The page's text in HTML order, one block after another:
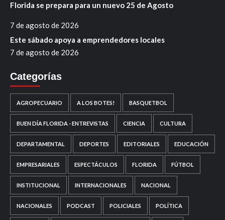
Florida se prepara para un nuevo 25 de Agosto
7 de agosto de 2026
Este sábado apoya a emprendedores locales
7 de agosto de 2026
Categorías
AGROPECUARIO A LOS BOTES! BASQUETBOL
BUEN DÍA FLORIDA - ENTREVISTAS CIENCIA CULTURA
DEPARTAMENTAL DEPORTES EDITORIALES EDUCACIÓN
EMPRESARIALES ESPECTÁCULOS FLORIDA FÚTBOL
INSTITUCIONAL INTERNACIONALES NACIONAL
NACIONALES PODCAST POLICIALES POLÍTICA